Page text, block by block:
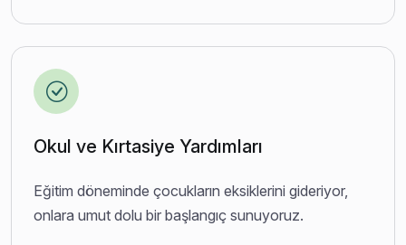
Okul ve Kırtasiye Yardımları
Eğitim döneminde çocukların eksiklerini gideriyor,
onlara umut dolu bir başlangıç sunuyoruz.